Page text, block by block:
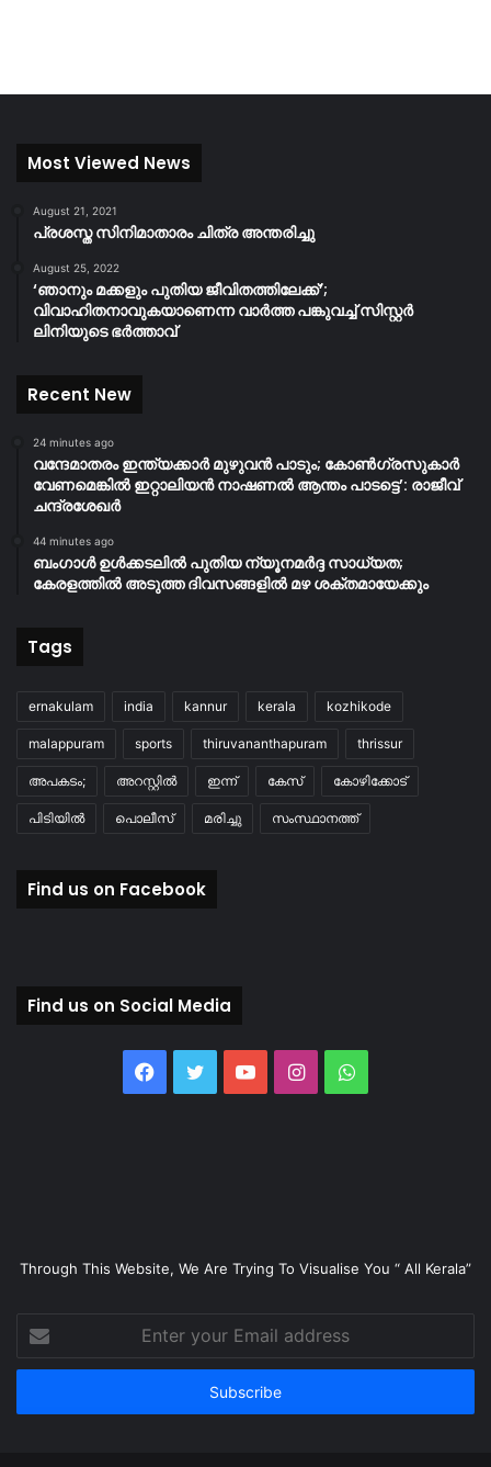
Most Viewed News
August 21, 2021
പ്രശസ്ത സിനിമാതാരം ചിത്ര അന്തരിച്ചു
August 25, 2022
‘ഞാനും മക്കളും പുതിയ ജീവിതത്തിലേക്ക്’;
വിവാഹിതനാവുകയാണെന്ന വാർത്ത പങ്കുവച്ച് സിസ്റ്റർ
ലിനിയുടെ ഭർത്താവ്
Recent New
24 minutes ago
വന്ദേമാതരം ഇന്ത്യക്കാർ മുഴുവൻ പാടും; കോൺഗ്രസുകാർ
വേണമെങ്കിൽ ഇറ്റാലിയൻ നാഷണൽ ആന്തം പാടട്ടെ’: രാജീവ്
ചന്ദ്രശേഖർ
44 minutes ago
ബംഗാൾ ഉൾക്കടലിൽ പുതിയ ന്യൂനമർദ്ദ സാധ്യത;
കേരളത്തിൽ അടുത്ത ദിവസങ്ങളിൽ മഴ ശക്തമായേക്കും
Tags
ernakulam india kannur kerala kozhikode
malappuram sports thiruvananthapuram thrissur
അപകടം; അറസ്റ്റിൽ ഇന്ന് കേസ് കോഴിക്കോട്
പിടിയിൽ പൊലീസ് മരിച്ചു സംസ്ഥാനത്ത്
Find us on Facebook
Find us on Social Media
Facebook
TwitterYouTubeInstagramWhatsApp
Through This Website, We Are Trying To Visualise You “ All Kerala”
your
Email